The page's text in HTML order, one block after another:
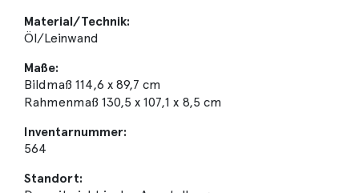
Material/Technik:
Öl/Leinwand
Maße:
Bildmaß 114,6 x 89,7 cm
Rahmenmaß 130,5 x 107,1 x 8,5 cm
Inventarnummer:
564
Standort: